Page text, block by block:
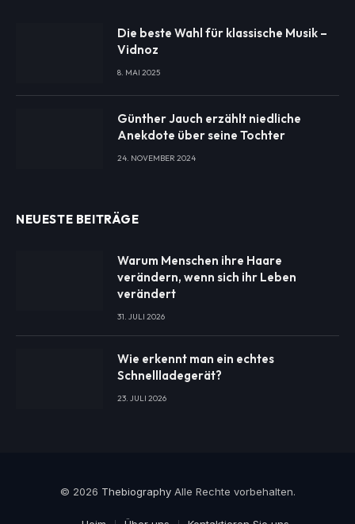
Die beste Wahl für klassische Musik –
Vidnoz
8. MAI 2025
Günther Jauch erzählt niedliche
Anekdote über seine Tochter
24. NOVEMBER 2024
NEUESTE BEITRÄGE
Warum Menschen ihre Haare
verändern, wenn sich ihr Leben
verändert
31. JULI 2026
Wie erkennt man ein echtes
Schnellladegerät?
23. JULI 2026
© 2026 ThebiographyAlle Rechte vorbehalten.